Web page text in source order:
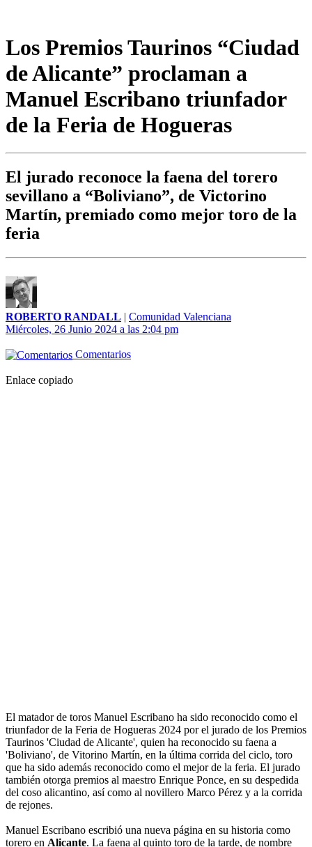
Los Premios Taurinos “Ciudad
de Alicante” proclaman a
Manuel Escribano triunfador
de la Feria de Hogueras
El jurado reconoce la faena del torero
sevillano a “Boliviano”, de Victorino
Martín, premiado como mejor toro de la
feria
ROBERTO RANDALL | Comunidad Valenciana
Miércoles, 26 Junio 2024 a las 2:04 pm
Comentarios
Enlace copiado
El matador de toros Manuel Escribano ha sido reconocido como el
triunfador de la Feria de Hogueras 2024 por el jurado de los Premios
Taurinos 'Ciudad de Alicante', quien ha reconocido su faena a
'Boliviano', de Vitorino Martín, en la última corrida del ciclo, toro
que ha sido además reconocido como el mejor de la feria. El jurado
también otorga premios al maestro Enrique Ponce, en su despedida
del coso alicantino, así como al novillero Marco Pérez y a la corrida
de rejones.
Manuel Escribano escribió una nueva página en su historia como
torero en Alicante. La faena al quinto toro de la tarde, de nombre